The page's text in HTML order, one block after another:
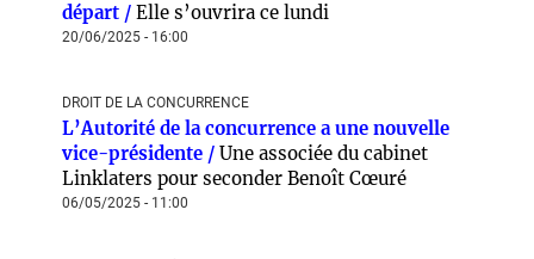
départ / Elle s’ouvrira ce lundi
20/06/2025 - 16:00
DROIT DE LA CONCURRENCE
L’Autorité de la concurrence a une nouvelle
vice-présidente / Une associée du cabinet
Linklaters pour seconder Benoît Cœuré
06/05/2025 - 11:00